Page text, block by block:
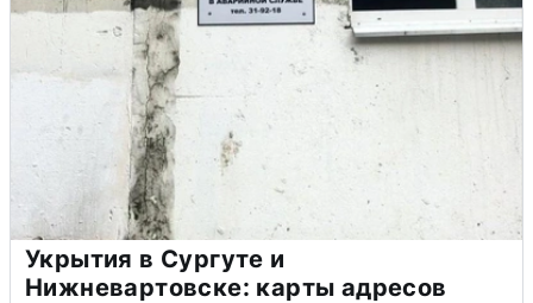
Укрытия в Сургуте и
Нижневартовске: карты адресов